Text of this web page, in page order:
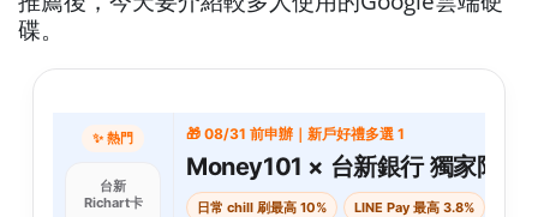
碟。
✨ 熱門
台新
Richart卡
🎁 08/31 前申辦｜新戶好禮多選 1
Money101 × 台新銀行 獨家限定
日常 chill 刷最高 10% LINE Pay 最高 3.8%